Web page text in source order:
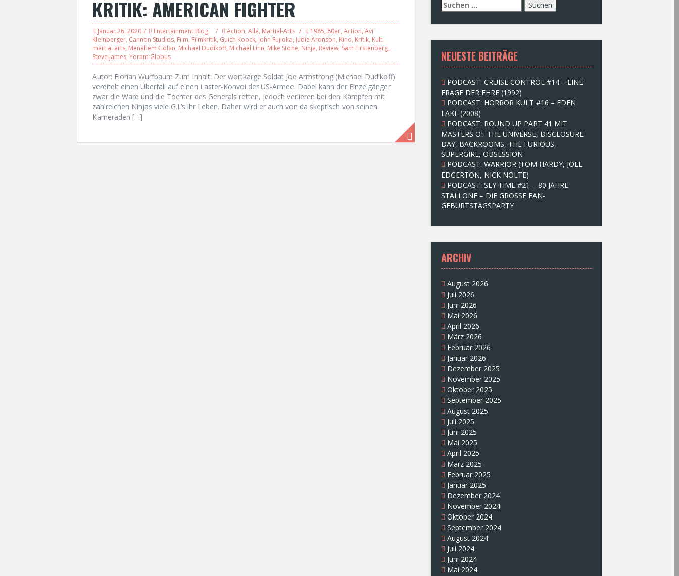
KRITIK: AMERICAN FIGHTER
Januar 26, 2020 Entertainment Blog Action, Alle, Martial-Arts 1985, 80er, Action, Avi
Kleinberger, Cannon Studios, Film, Filmkritik, Guich Koock, John Fujioka, Judie Aronson, Kino, Kritik, Kult,
martial arts, Menahem Golan, Michael Dudikoff, Michael Linn, Mike Stone, Ninja, Review, Sam Firstenberg,
Steve James, Yoram Globus
Autor: Florian Wurfbaum Zum Inhalt: Der wortkarge Soldat Joe Armstrong (Michael Dudikoff)
vereitelt einen Überfall auf einen Laster-Konvoi der US-Armee. Dabei kann der Einzelgänger
zwar die Ware und die Tochter des Generals retten, jedoch verlieren bei den Kämpfen mit
zahlreichen Ninjas viele G.I.’s ihr Leben. Daher wird er auch von da skeptisch von seinen
Kameraden […]
S
u
c
e
n
n
c
h
:
NEUESTE BEITRÄGE
PODCAST: CRUISE CONTROL #14 – EINE
FRAGE DER EHRE (1992)
PODCAST: HORROR KULT #16 – EDEN
LAKE (2008)
PODCAST: ROUND UP PART 41 MIT
MASTERS OF THE UNIVERSE, DISCLOSURE
DAY, BACKROOMS, THE FURIOUS,
SUPERGIRL, OBSESSION
PODCAST: WARRIOR (TOM HARDY, JOEL
EDGERTON, NICK NOLTE)
PODCAST: SLY TIME #21 – 80 JAHRE
STALLONE – DIE GROSSE FAN-
GEBURTSTAGSPARTY
ARCHIV
August 2026
Juli 2026
Juni 2026
Mai 2026
April 2026
März 2026
Februar 2026
Januar 2026
Dezember 2025
November 2025
Oktober 2025
September 2025
August 2025
Juli 2025
Juni 2025
Mai 2025
April 2025
März 2025
Februar 2025
Januar 2025
Dezember 2024
November 2024
Oktober 2024
September 2024
August 2024
Juli 2024
Juni 2024
Mai 2024